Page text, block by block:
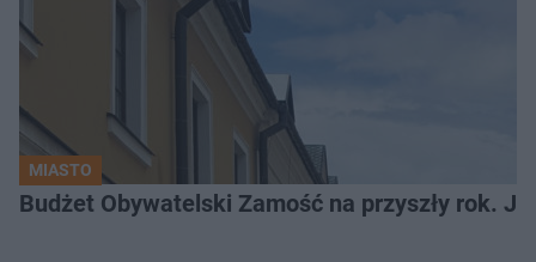
MIASTO